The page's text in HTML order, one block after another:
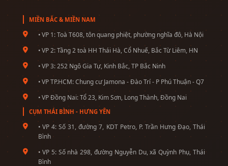
MIỀN BẮC & MIỀN NAM
• VP 1: Toà T608, tôn quang phiệt, phường nghĩa đô, Hà Nội
• VP 2: Tầng 2 toà HH Thái Hà, Cổ Nhuế, Bắc Từ Liêm, HN
• VP 3: 252 Ngô Gia Tự, Kinh Bắc, TP Bắc Ninh
• VP TP.HCM: Chung cư Jamona - Đào Trí - P Phú Thuận - Q7
• VP Đồng Nai: Tổ 23, Kim Sơn, Long Thành, Đồng Nai
CỤM THÁI BÌNH - HƯNG YÊN
• VP 4: Số 31, đường 7, KDT Petro, P. Trần Hưng Đạo, Thái
Bình
• VP 5: Số nhà 298, đường Nguyễn Du, xã Quỳnh Phụ, Thái
Bình